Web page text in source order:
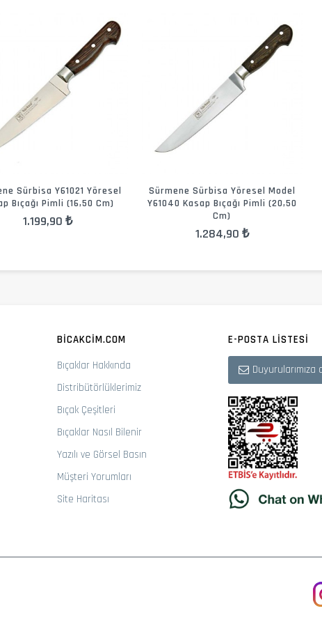
Sürbisa Y61021 Yöresel
Bıçağı Pimli (16,50 Cm)
1.199,90 ₺
Sürmene Sürbisa Yöresel Model
Y61040 Kasap Bıçağı Pimli (20,50
Cm)
1.284,90 ₺
BICAKCIM.COM
Bıçaklar Hakkında
Distribütörlüklerimiz
Bıçak Çeşitleri
Bıçaklar Nasıl Bilenir
Yazılı ve Görsel Basın
Müşteri Yorumları
Site Haritası
E-POSTA LISTESI